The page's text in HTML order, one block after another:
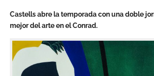
Castells abre la temporada con una doble
mejor del arte en el Conrad.